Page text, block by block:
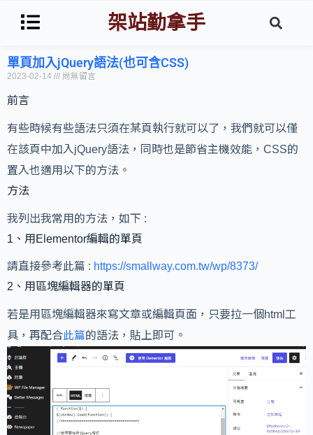
架站勤拿手
單頁加入jQuery語法(也可含CSS)
2023-02-14 尚無留言
前言
有些時候有些語法只須在某頁執行就可以了，我們就可以僅
在該頁中加入jQuery語法，同時也是節省主機效能，CSS的
置入也適用以下的方法。
方法
我列出我常用的方法，如下 :
1、用Elementor編輯的單頁
請直接參考此篇 : https://smallway.com.tw/wp/8373/
2、用區塊編輯器的單頁
若是用區塊編輯器來寫文章或編輯頁面，只要拉一個html工
具，再配合此篇的語法，貼上即可。